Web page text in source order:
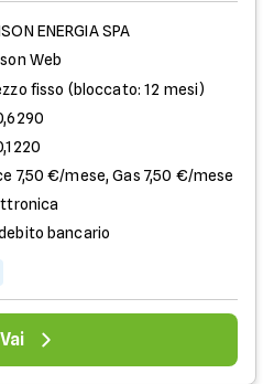
ENERGIA SPA
Web
fisso (bloccato: 12 mesi)
7,50 €/mese, Gas 7,50 €/mese
bancario
Vai